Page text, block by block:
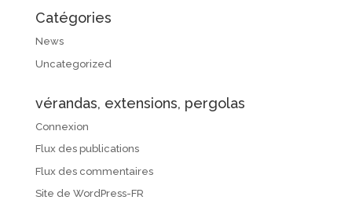
Catégories
News
Uncategorized
vérandas, extensions, pergolas
Connexion
Flux des publications
Flux des commentaires
Site de WordPress-FR